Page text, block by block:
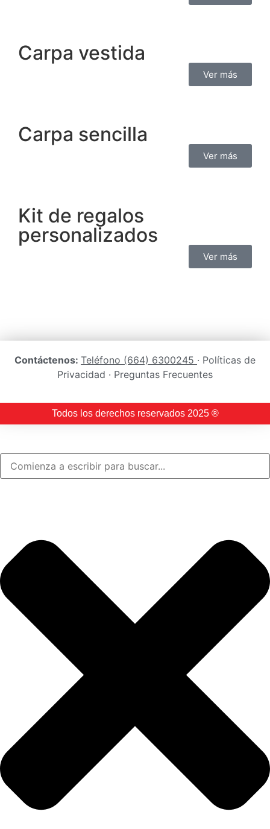
Carpa vestida
Ver más
Carpa sencilla
Ver más
Kit de regalos
personalizados
Ver más
Contáctenos: Teléfono (664) 6300245 · Políticas de
Privacidad · Preguntas Frecuentes
Todos los derechos reservados 2025 ®